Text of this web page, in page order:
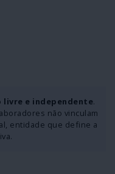
livre e independente.
não vinculam
entidade que define a